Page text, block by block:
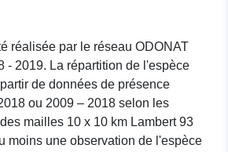
frêne)
réalisée par le réseau ODONAT
- 2019. La répartition de l'espèce
de données de présence
ou 2009 – 2018 selon les
mailles 10 x 10 km Lambert 93
moins une observation de l'espèce